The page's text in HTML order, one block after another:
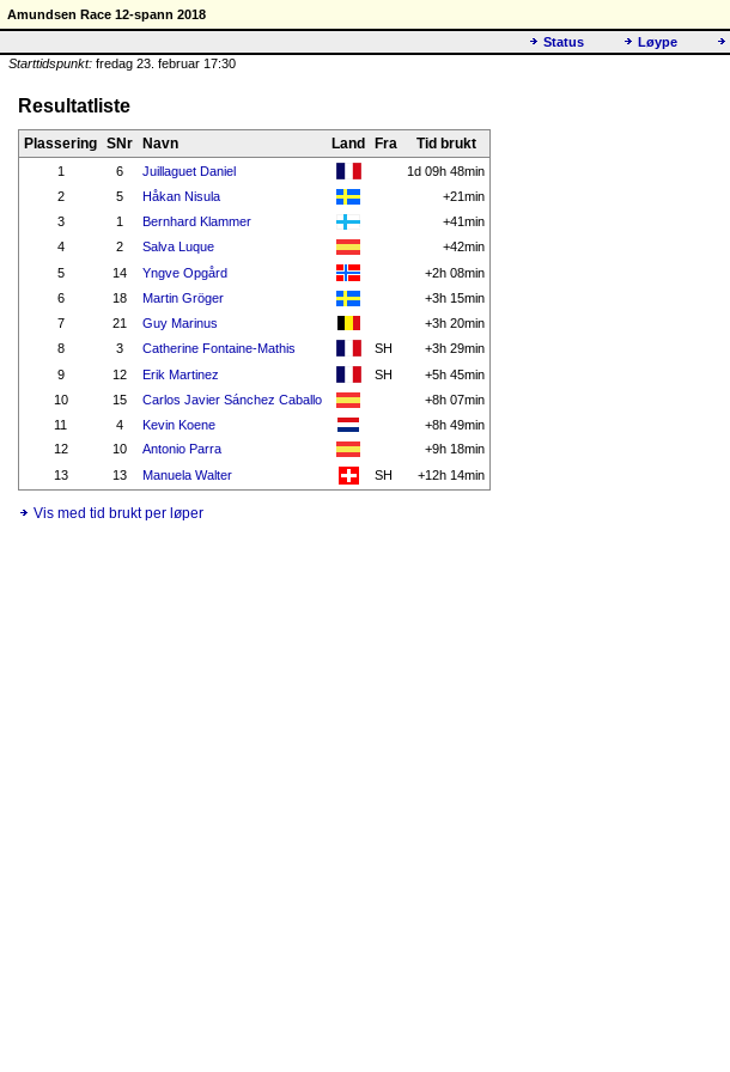
Amundsen Race 12-spann 2018
Status
Løype
Starttidspunkt: fredag 23. februar 17:30
Resultatliste
Plassering SNr Navn Land Fra Tid brukt
1 6 Juillaguet Daniel
1d 09h 48min
2
5 Håkan Nisula
+21min
3
1 Bernhard Klammer
+41min
4
2 Salva Luque
+42min
5
14 Yngve Opgård
+2h 08min
6
18 Martin Gröger
+3h 15min
7
21 Guy Marinus
+3h 20min
8
3 Catherine Fontaine-Mathis SH
+3h 29min
9
12 Erik Martinez SH
+5h 45min
10
15 Carlos Javier Sánchez Caballo
+8h 07min
11
4 Kevin Koene
+8h 49min
12
10 Antonio Parra
+9h 18min
13
13 Manuela Walter SH +12h 14min
Vis med tid brukt per løper